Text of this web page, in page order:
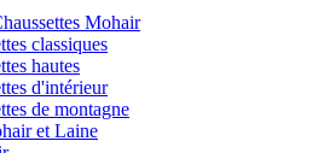
Mohair
classiques
hautes
d'intérieur
de montagne
et Laine